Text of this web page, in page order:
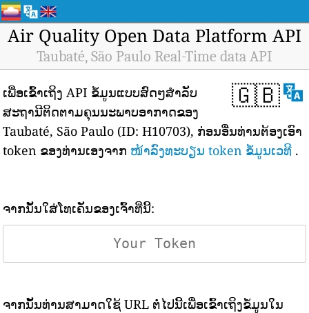
Air Quality Open Data Platform API
Taubaté, São Paulo Real-Time data API
🇬🇧
ເພື່ອເຂົ້າເຖິງ API ຂໍ້ມູນແບບສົດໆສຳລັບ
ສະຖານີຕິດຕາມຄຸນນະພາບອາກາດຂອງ
Taubaté, São Paulo (ID: H10703), ກ່ອນອື່ນທ່ານຕ້ອງເອົາ
token ຂອງທ່ານເອງຈາກ ໜ້າລົງທະບຽນ token ຂໍ້ມູນເວທີ .
ຈາກນັ້ນໃສ່ໂທເຄັນຂອງເຈົ້າທີ່ນີ້:
ຈາກນັ້ນທ່ານສາມາດໃຊ້ URL ຕໍ່ໄປນີ້ເພື່ອເຂົ້າເຖິງຂໍ້ມູນໃນ